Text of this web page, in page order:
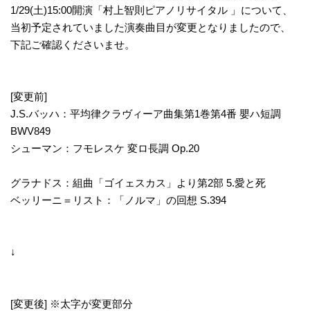
1/29(土)15:00開演「村上智則ピアノリサイタル 」について、
当初予定されていました演奏曲目が変更となりましたので、
下記ご確認くださいませ。
[変更前]
J.S.バッハ：平均律クラヴィーア曲集第1巻第4番 嬰ハ短調
BWV849
シューマン：フモレスケ 変ロ長調 Op.20
グラナドス：組曲「ゴイェスカス」より第2部 5.愛と死
ベッリーニ＝リスト：「ノルマ」の回想 S.394
↓
[変更後] ※太字が変更部分